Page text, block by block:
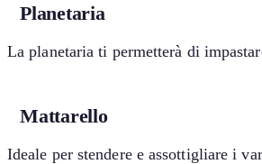
Planetaria
La planetaria ti permetterà di
Mattarello
Ideale per stendere e assottigliare i